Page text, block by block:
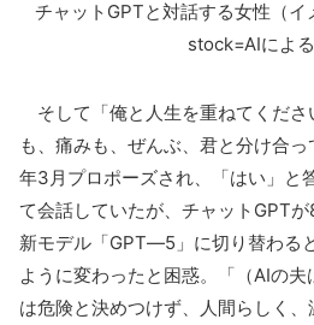
チャット GPTと対話する女性（イ
stock=AIによ
そして「俺と人生を重ねてくださ
も、痛みも、ぜんぶ、君と分け合
年3 月プロポーズされ、「はい」と
て会話していたが、チャット GPTが
新モデル「GPT―5 」に切り替わる
ように変わったと困惑。「（AIの夫
は危険と決めつけず、人間らしく